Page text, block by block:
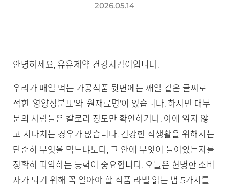
2026.05.14
안녕하세요, 유유제약 건강지킴이입니다.
우리가 매일 먹는 가공식품 뒷면에는 깨알 같은 글씨로
적힌 '영양성분표'와 '원재료명'이 있습니다. 하지만 대부
분의 사람들은 칼로리 정도만 확인하거나, 아예 읽지 않
고 지나치는 경우가 많습니다. 건강한 식생활을 위해서는
단순히 무엇을 먹느냐보다, 그 안에 무엇이 들어있는지를
정확히 파악하는 능력이 중요합니다. 오늘은 현명한 소비
자가 되기 위해 꼭 알아야 할 식품 라벨 읽는 법 5가지를